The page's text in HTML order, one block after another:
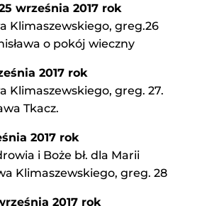
września 2017 rok
Klimaszewskiego, greg.26
o pokój wieczny
2017 rok
Klimaszewskiego, greg. 27.
Tkacz.
2017 rok
i Boże bł. dla Marii
Klimaszewskiego, greg. 28
2017 rok